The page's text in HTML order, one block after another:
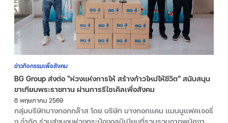
ข่าวกิจกรรมเพื่อสังคม
BG Group ส่งต่อ “ห่วงแห่งการให้ สร้างก้าวใหม่ให้ชีวิต” สนับสนุน
ขาเทียมพระราชทาน ผ่านการรีไซเคิลเพื่อสังคม
8 พฤษภาคม 2569
กลุ่มบริษัทบางกอกกล๊าส โดย บริษัท บางกอกแคน แมนนูแฟคเจอริ่